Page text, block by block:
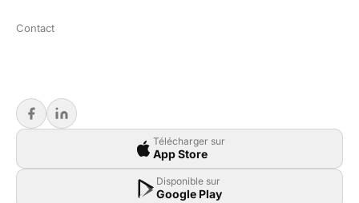
Contact
Télécharger sur
App Store
Disponible sur
Google Play